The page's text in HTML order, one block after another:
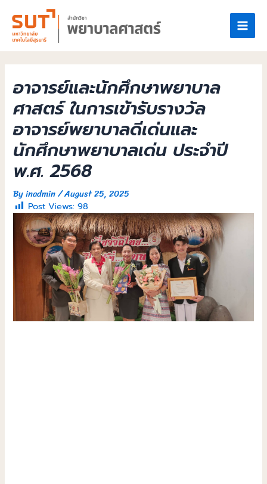
อาจารย์และนักศึกษาพยาบาล
ศาสตร์ ในการเข้ารับรางวัล
อาจารย์พยาบาลดีเด่นและ
นักศึกษาพยาบาลเด่น ประจำปี
พ.ศ. 2568
Byinadmin/August 25, 2025
Post Views: 98